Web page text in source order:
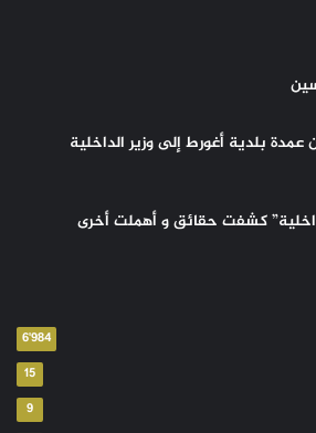
بلدية أغورط إلى وزير الداخلية
كشفت حقائق و أهملت أخرى
6٬984
15
9